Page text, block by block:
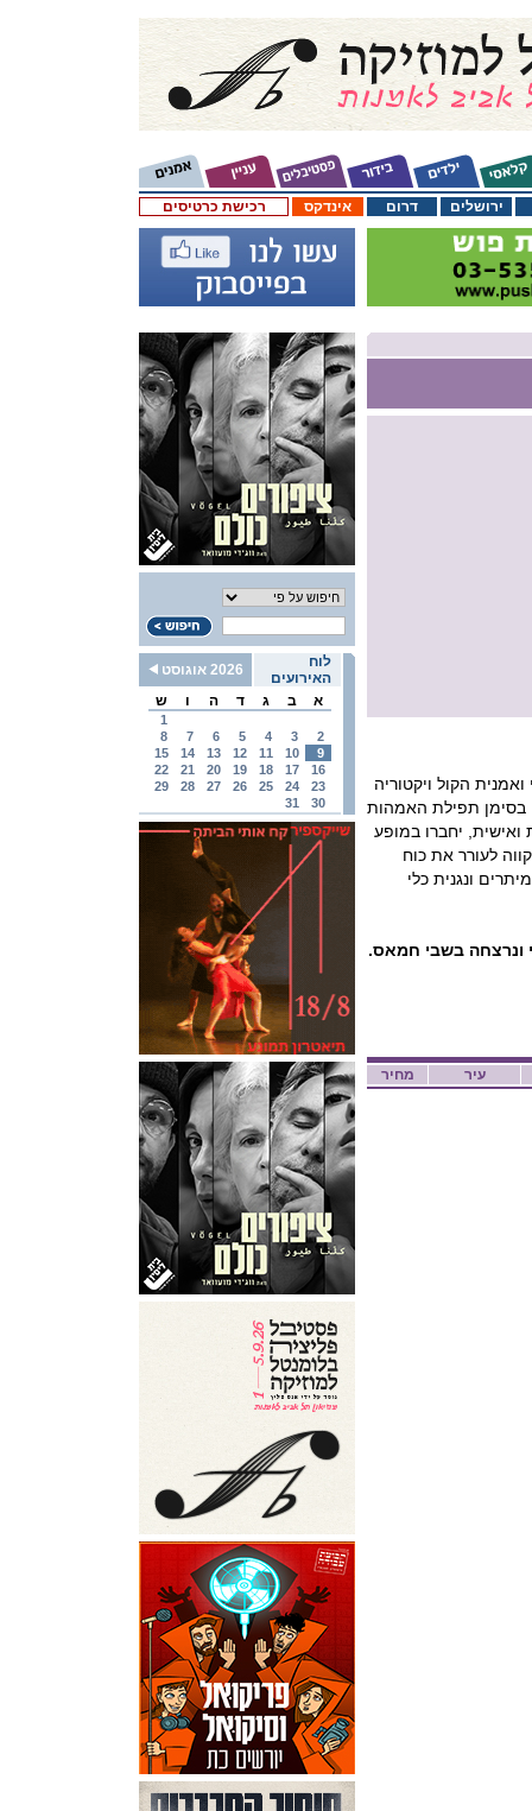
רכישת כרטיסים אינדקס דרום ירושלים
לוח
האירועים
2026 אוגוסט
א
ב ג ד ה ו ש
1
2
3
4
5
6
7
8
9
10
11
12
13
14
15
16
17
18
19
20
21
22
23
24
25
26
27
28
29
30
31
הקול ויקטוריה
בסימן תפילת האמהות
ואישית, יחברו במופע
לעורר את כוח
ונגנית כלי
ונרצחה בשבי חמאס.
מחיר עיר